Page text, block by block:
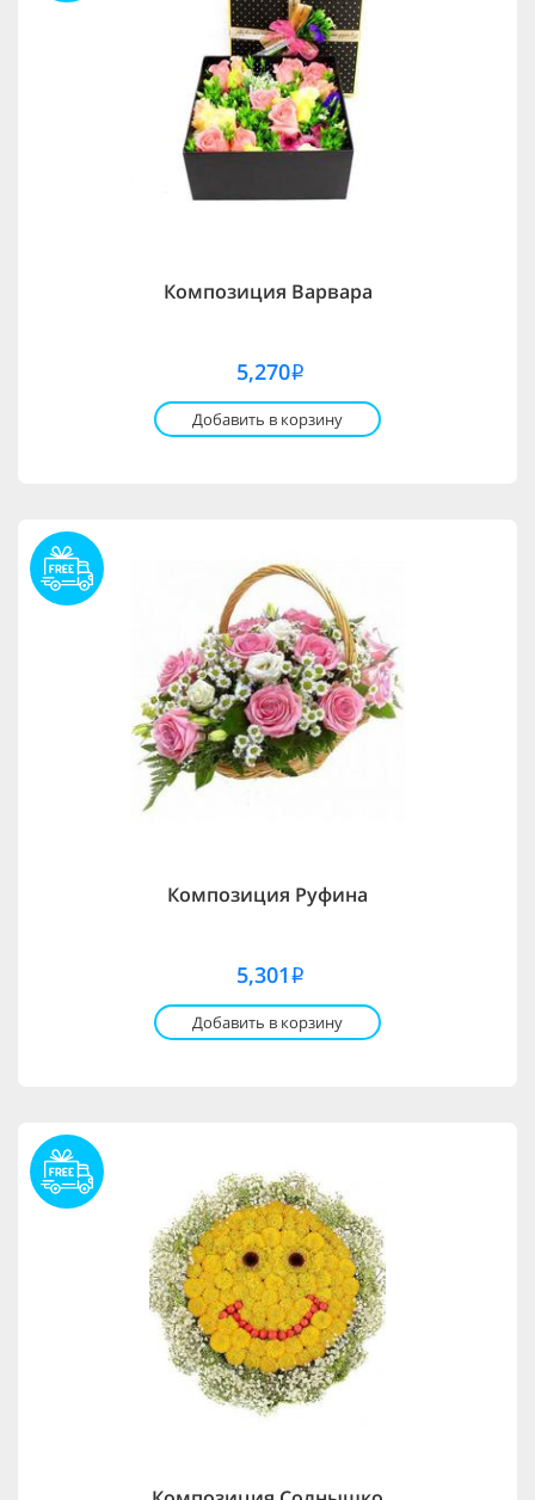
Композиция Варвара
5,270i
Добавить в корзину
Композиция Руфина
5,301 i
Добавить в корзину